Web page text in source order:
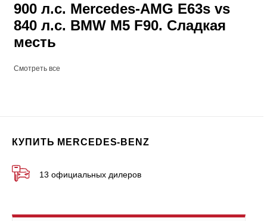
900 л.с. Mercedes-AMG E63s vs
840 л.с. BMW M5 F90. Сладкая
месть
Смотреть все
КУПИТЬ MERCEDES-BENZ
13 официальных дилеров